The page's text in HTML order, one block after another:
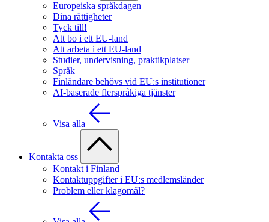
Europeiska språkdagen
Dina rättigheter
Tyck till!
Att bo i ett EU-land
Att arbeta i ett EU-land
Studier, undervisning, praktikplatser
Språk
Finländare behövs vid EU:s institutioner
AI-baserade flerspråkiga tjänster
Visa alla
Kontakta oss
Kontakt i Finland
Kontaktuppgifter i EU:s medlemsländer
Problem eller klagomål?